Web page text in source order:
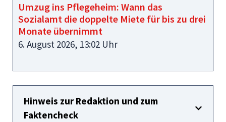
Umzug ins Pflegeheim: Wann das
Sozialamt die doppelte Miete für bis zu drei
Monate übernimmt
6. August 2026, 13:02 Uhr
Hinweis zur Redaktion und zum
Faktencheck